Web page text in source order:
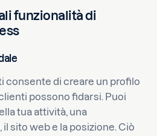
funzionalità di
consente di creare un profilo
possono fidarsi. Puoi
tua attività, una
sito web e la posizione. Ciò